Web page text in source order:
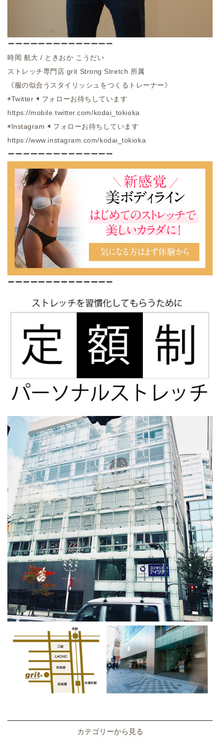
時岡 航大 / ときおか こうだい
ストレッチ専門店 grit Strong Stretch 所属
《服の似合うスタイリッシュをつくるトレーナー》
◉Twitter ◀︎ フォローお待ちしています
https://mobile.twitter.com/ kodai_tokioka
◉ Instagram ◀︎ フォローお待ちしています
https://www.instagram.com/ kodai_tokioka
カテゴリーから見る